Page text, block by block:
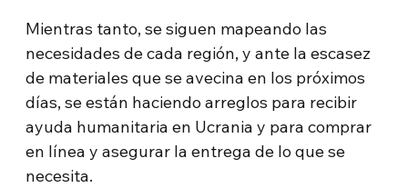
Mientras tanto, se siguen mapeando las
necesidades de cada región, y ante la escasez
de materiales que se avecina en los próximos
días, se están haciendo arreglos para recibir
ayuda humanitaria en Ucrania y para comprar
en línea y asegurar la entrega de lo que se
necesita.